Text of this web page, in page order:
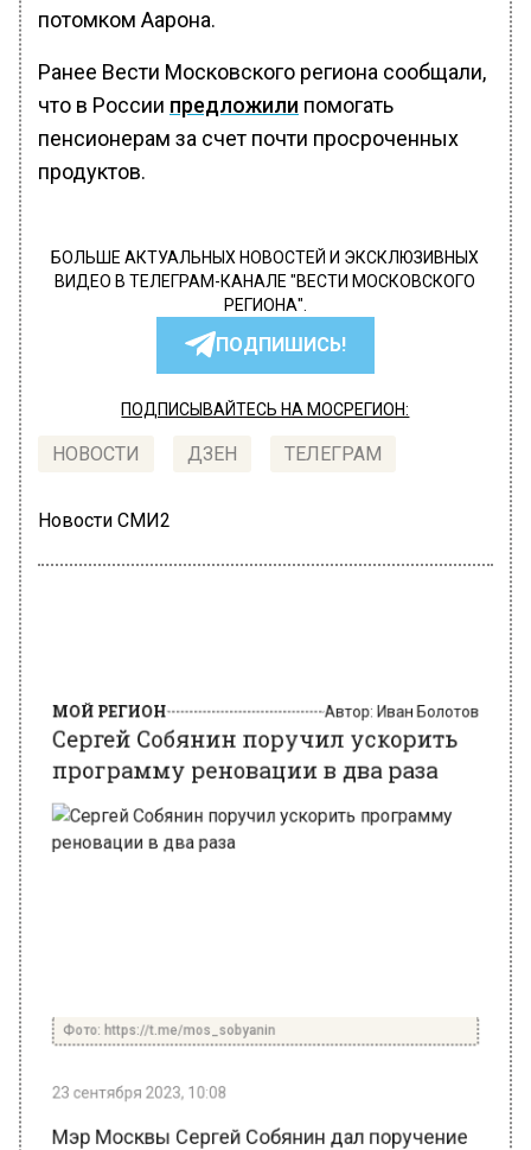
потомком Аарона.
Ранее Вести Московского региона сообщали,
что в России предложили помогать
пенсионерам за счет почти просроченных
продуктов.
БОЛЬШЕ АКТУАЛЬНЫХ НОВОСТЕЙ И ЭКСКЛЮЗИВНЫХ
ВИДЕО В ТЕЛЕГРАМ-КАНАЛЕ "ВЕСТИ МОСКОВСКОГО
РЕГИОНА".
ПОДПИШИСЬ!
ПОДПИСЫВАЙТЕСЬ НА МОСРЕГИОН:
НОВОСТИ ДЗЕН ТЕЛЕГРАМ
Новости СМИ2
программу реновации в два раза
23 сентября 2023, 10:08
Мэр Москвы Сергей Собянин дал поручение
об ускорении темпов реализации программы